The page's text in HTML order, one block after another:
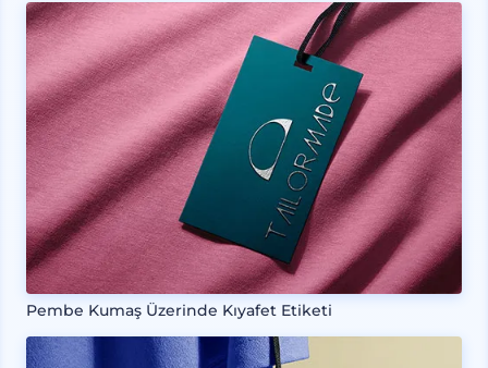
Pembe Kumaş Üzerinde Kıyafet Etiketi